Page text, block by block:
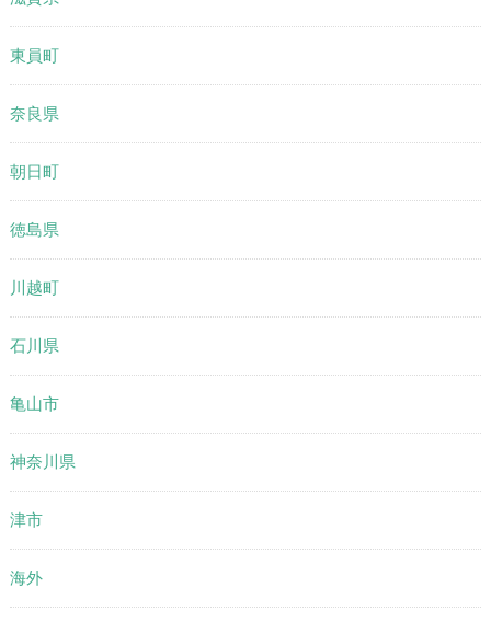
東員町
奈良県
朝日町
徳島県
川越町
石川県
亀山市
神奈川県
津市
海外